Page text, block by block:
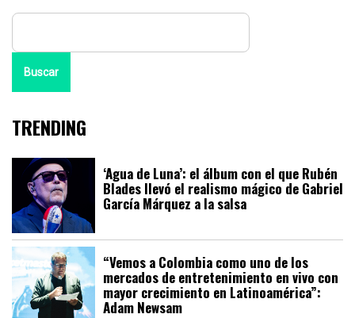
Buscar
TRENDING
‘Agua de Luna’: el álbum con el que Rubén
Blades llevó el realismo mágico de Gabriel
García Márquez a la salsa
“Vemos a Colombia como uno de los
mercados de entretenimiento en vivo con
mayor crecimiento en Latinoamérica”:
Adam Newsam